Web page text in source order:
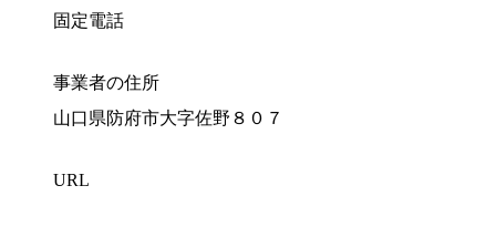
固定電話
事業者の住所
山口県防府市大字佐野８０７
URL